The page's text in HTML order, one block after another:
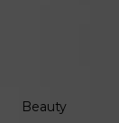
Alter deiner
Beauty